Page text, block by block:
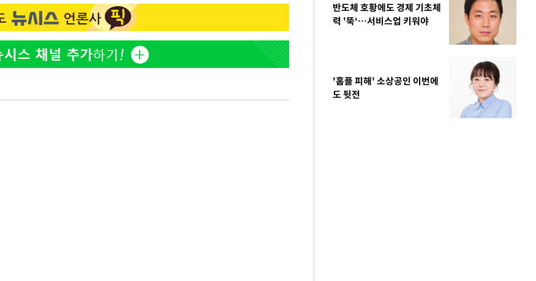
반도체 호황에도 경제 기초체
력 '뚝‘…서비스업 키워야
'홈플 피해' 소상공인 이번에
도 뒷전